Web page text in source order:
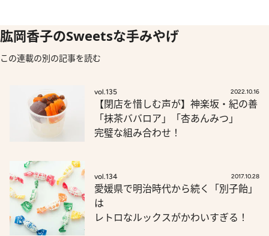
肱岡香子のSweetsな手みやげ
この連載の別の記事を読む
vol.135 2022.10.16
【閉店を惜しむ声が】神楽坂・紀の善
「抹茶ババロア」「杏あんみつ」
完璧な組み合わせ！
vol.134 2017.10.28
愛媛県で明治時代から続く「別子飴」
は
レトロなルックスがかわいすぎる！